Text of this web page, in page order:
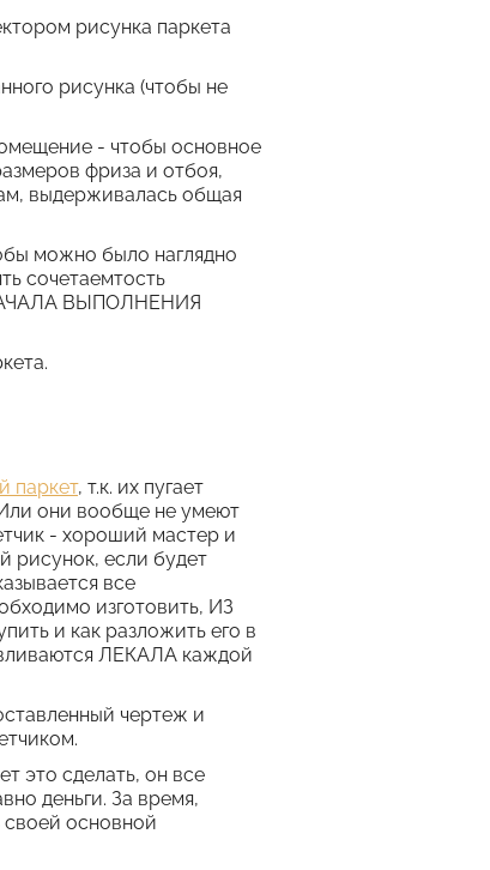
рисунка паркета
рисунка (чтобы не
- чтобы основное
фриза и отбоя,
выдерживалась общая
можно было наглядно
сочетаемтость
ВЫПОЛНЕНИЯ
паркет, т.к. их пугает
Или они вообще не умеют
- хороший мастер и
рисунок, если будет
все
изготовить, ИЗ
и как разложить его в
ЛЕКАЛА каждой
чертеж и
это сделать, он все
деньги. За время,
своей основной